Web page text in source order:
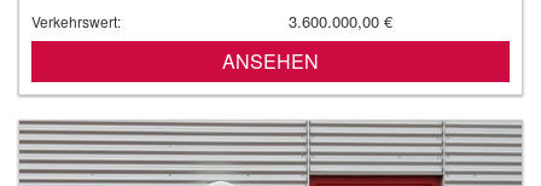
Verkehrswert:
3.600.000,00 €
ANSEHEN